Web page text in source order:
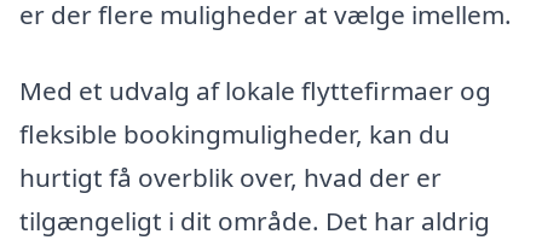
er der flere muligheder at vælge imellem.
Med et udvalg af lokale flyttefirmaer og
fleksible bookingmuligheder, kan du
hurtigt få overblik over, hvad der er
tilgængeligt i dit område. Det har aldrig